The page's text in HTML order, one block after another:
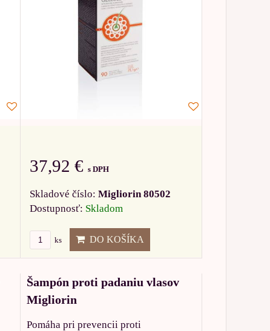
37,92 €s DPH
Skladové číslo:Migliorin 80502
Dostupnosť: Skladom
ks DO KOŠÍKA
Šampón proti padaniu vlasov
Migliorin
Pomáha pri prevencii proti